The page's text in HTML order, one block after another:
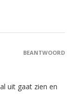
uit gaat zien en
BEANTWOORD